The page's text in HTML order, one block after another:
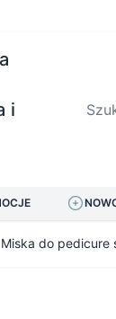
Miska do pedicure